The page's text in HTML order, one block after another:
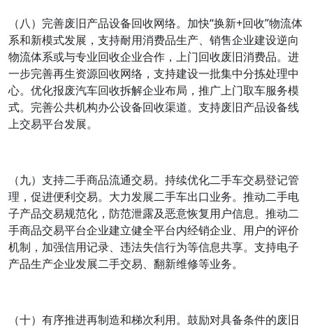
（八）完善废旧产品设备回收网络。加快“换新+回收”物流体
系和新模式发展，支持耐用消费品生产、销售企业建设逆向
物流体系或与专业回收企业合作，上门回收废旧消费品。进
一步完善再生资源回收网络，支持建设一批集中分拣处理中
心。优化报废汽车回收拆解企业布局，推广上门取车服务模
式。完善公共机构办公设备回收渠道。支持废旧产品设备线
上交易平台发展。
（九）支持二手商品流通交易。持续优化二手车交易登记管
理，促进便利交易。大力发展二手车出口业务。推动二手电
子产品交易规范化，防范泄露及恶意恢复用户信息。推动二
手商品交易平台企业建立健全平台内经销企业、用户的评价
机制，加强信用记录、违法失信行为等信息共享。支持电子
产品生产企业发展二手交易、翻新维修等业务。
（十）有序推进再制造和梯次利用。鼓励对具备条件的废旧